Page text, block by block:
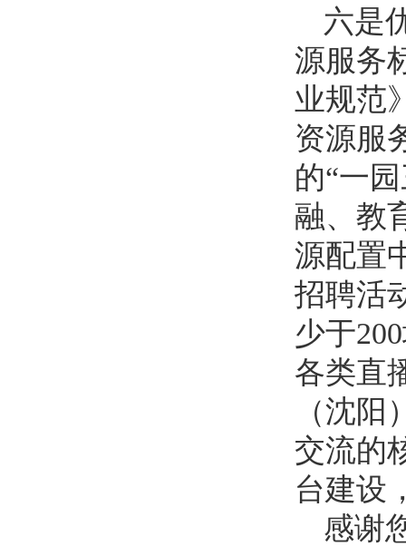
六是
源服务
业规范
资源服
的“一
融、教
源配置
招聘活
少于
各类直
（沈
交流的
台建设
感谢